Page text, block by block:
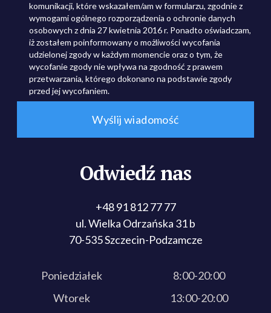
komunikacji, które wskazałem/am w formularzu, zgodnie z
wymogami ogólnego rozporządzenia o ochronie danych
osobowych z dnia 27 kwietnia 2016 r. Ponadto oświadczam,
iż zostałem poinformowany o możliwości wycofania
udzielonej zgody w każdym momencie oraz o tym, że
wycofanie zgody nie wpływa na zgodność z prawem
przetwarzania, którego dokonano na podstawie zgody
przed jej wycofaniem.
Odwiedź nas
+48 91 812 77 77
ul. Wielka Odrzańska 31 b
70-535 Szczecin-Podzamcze
Poniedziałek
8:00-20:00
Wtorek
13:00-20:00